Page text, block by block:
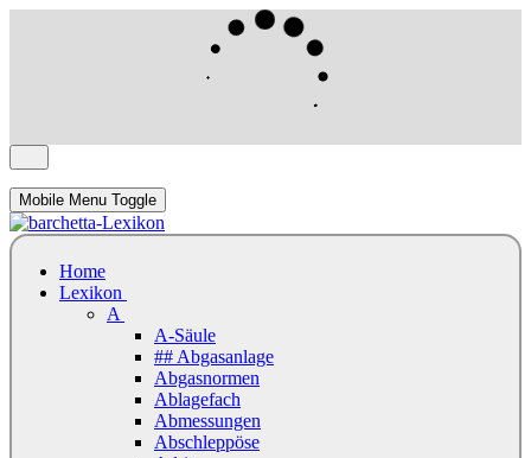
Mobile Menu Toggle
Home
Lexikon
A
A-Säule
## Abgasanlage
Abgasnormen
Ablagefach
Abmessungen
Abschleppöse